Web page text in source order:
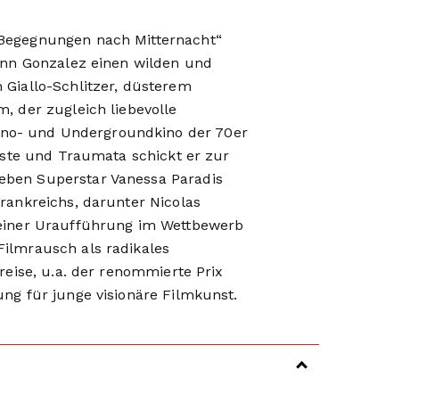
nach Mitternacht“
Gonzalez einen wilden und
Schlitzer, düsterem
der zugleich liebevolle
und Undergroundkino der 70er
und Traumata schickt er zur
Superstar Vanessa Paradis
darunter Nicolas
Uraufführung im Wettbewerb
als radikales
u.a. der renommierte Prix
für junge visionäre Filmkunst.